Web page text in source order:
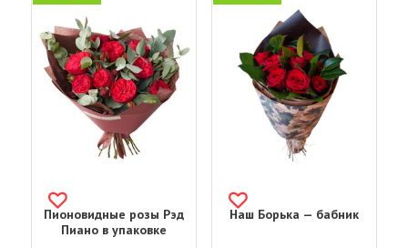
Пионовидные розы Рэд
Пиано в упаковке
Наш Борька — бабник